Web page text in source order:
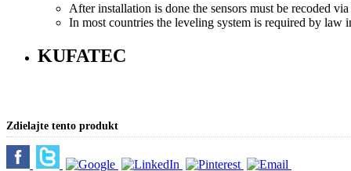
After installation is done the sensors must be recoded
In most countries the leveling system is required by
KUFATEC
Zdielajte tento produkt